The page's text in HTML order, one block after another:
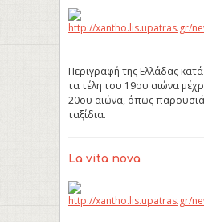
Περιγραφή της Ελλάδας
τα τέλη του 19ου αιώνα
20ου αιώνα, όπως
ταξίδια.
La vita nova